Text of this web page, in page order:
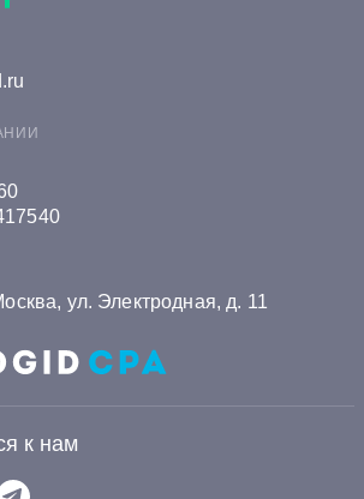
на кредит в Алмазэргиэнбанке
на кредит в Экспобанке
на кредит в Енисейском
на кредит в Газэнергобанке
на кредит в Генбанке
на кредит в Ингосстрах Банке
ул. Электродная, д. 11
к нам